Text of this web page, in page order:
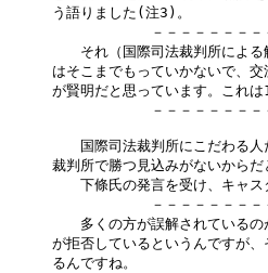
う語りました(注3)。
－－－－－－－－－－
それ（国際司法裁判所による
はそこまでもっていかないで、
が賢明だと思っています。これ
－－－－－－－－－－
国際司法裁判所にこだわる人
裁判所で勝つ見込みがないから
下條氏の発言を受け、キャス
－－－－－－－－－－
多くの方が誤解されているの
が拒否しているというんですが
るんですね。